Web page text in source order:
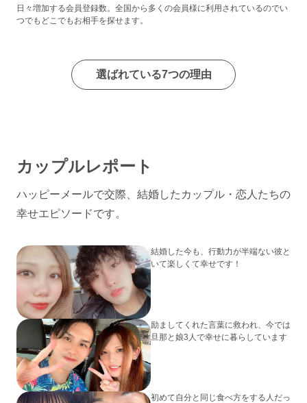
日々増加する会員登録数。全国から多くの会員様に利用されているのでい
つでもどこでもお相手を探せます。
選ばれている7つの理由
カップルレポート
ハッピーメールで交際、結婚したカップル・恋人たちの
幸せエピソードです。
結婚した今も、行動力が半端ない彼と
いて楽しくて幸せです！
励ましてくれた言葉に救われ、今では
旦那と娘3人で幸せに暮らしています
初めて自分と同じ食べ方をする人だっ